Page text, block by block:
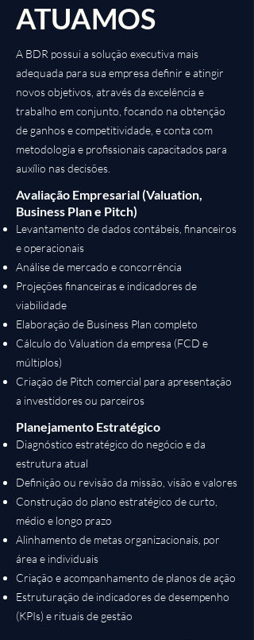
ATUAMOS
A BDR possui a solução executiva mais
adequada para sua empresa definir e atingir
novos objetivos, através da excelência e
trabalho em conjunto, focando na obtenção
de ganhos e competitividade, e conta com
metodologia e profissionais capacitados para
auxílio nas decisões.
Avaliação Empresarial (Valuation,
Business Plan e Pitch)
Levantamento de dados contábeis, financeiros
e operacionais
Análise de mercado e concorrência
Projeções financeiras e indicadores de
viabilidade
Elaboração de Business Plan completo
Cálculo do Valuation da empresa (FCD e
múltiplos)
Criação de Pitch comercial para apresentação
a investidores ou parceiros
Planejamento Estratégico
Diagnóstico estratégico do negócio e da
estrutura atual
Definição ou revisão da missão, visão e valores
Construção do plano estratégico de curto,
médio e longo prazo
Alinhamento de metas organizacionais, por
área e individuais
Criação e acompanhamento de planos de ação
Estruturação de indicadores de desempenho
(KPIs) e rituais de gestão